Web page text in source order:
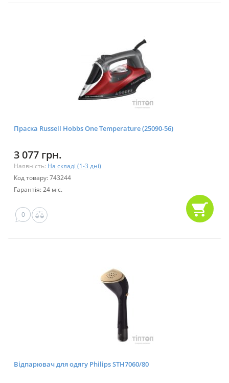
Праска Russell Hobbs One Temperature (25090-56)
3 077 грн.
Наявність: На складі (1-3 дні)
Код товару: 743244
Гарантія: 24 міс.
0
Відпарювач для одягу Philips STH7060/80